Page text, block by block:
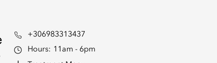
+306983313437
Hours: 11am - 6pm